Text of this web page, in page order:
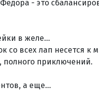
- это
в желе...
со всех лап несется к
полного приключений.
а еще...